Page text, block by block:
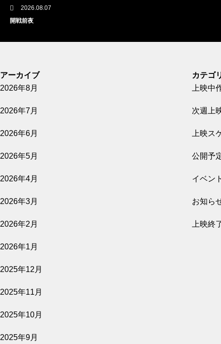
2026.08.07
開戦前夜
GUN FISH あなたの知らないフグの世界
影を売る女
隣人たち
アーカイブ
2026年8月
2026年7月
2026年6月
2026年5月
2026年4月
2026年3月
2026年2月
2026年1月
2025年12月
2025年11月
2025年10月
2025年9月
カテゴ
上映中
次週上
上映ス
公開予
イベン
お知ら
上映終